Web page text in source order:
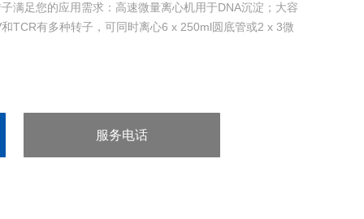
满足您的应用需求：高速微量离心机用于DNA沉淀；大容
TCR有多种转子，可同时离心6 x 250ml圆底管或2 x 3微
服务电话